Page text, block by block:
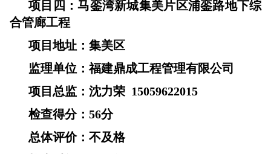
项目四：马銮湾新城集美片区浦銮路地下综
合管廊工程
项目地址：集美区
监理单位：福建鼎成工程管理有限公司
项目总监：沈力荣 15059622015
检查得分：56分
总体评价：不及格